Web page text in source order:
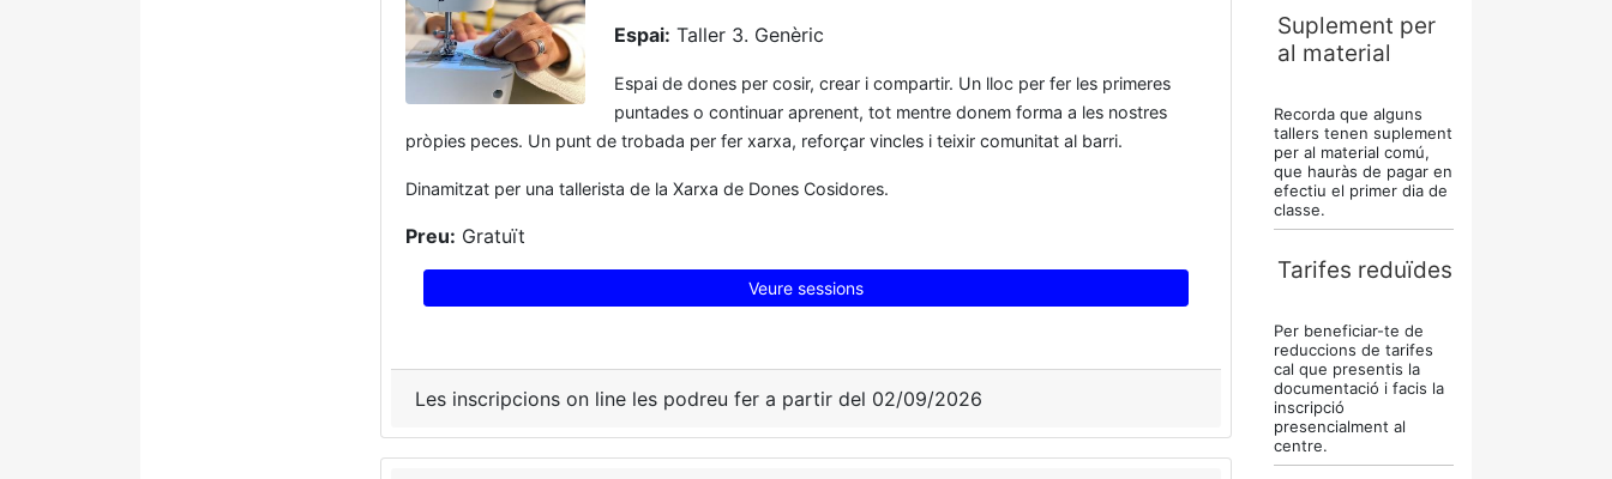
Espai: Taller 3. Genèric
Espai de dones per cosir, crear i compartir. Un lloc per fer les primeres
puntades o continuar aprenent, tot mentre donem forma a les nostres
pròpies peces. Un punt de trobada per fer xarxa, reforçar vincles i teixir comunitat al barri.
Dinamitzat per una tallerista de la Xarxa de Dones Cosidores.
Preu: Gratuït
Veure sessions
Les inscripcions on line les podreu fer a partir del 02/09/2026
Suplement per
al material
Recorda que alguns
tallers tenen suplement
per al material comú,
que hauràs de pagar en
efectiu el primer dia de
classe.
Tarifes reduïdes
Per beneficiar-te de
reduccions de tarifes
cal que presentis la
documentació i facis la
inscripció
presencialment al
centre.